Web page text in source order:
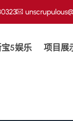
5娱乐 项目展